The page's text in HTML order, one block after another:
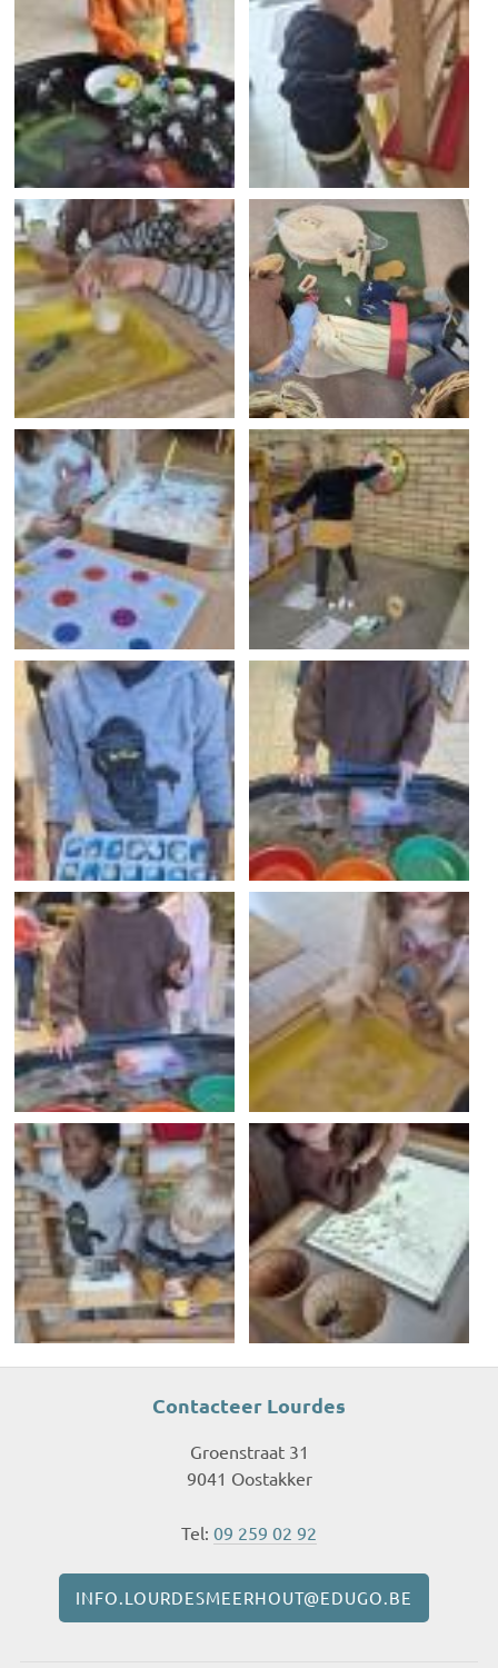
Contacteer Lourdes
Groenstraat 31
9041 Oostakker
Tel: 09 259 02 92
INFO.LOURDESMEERHOUT@EDUGO.BE